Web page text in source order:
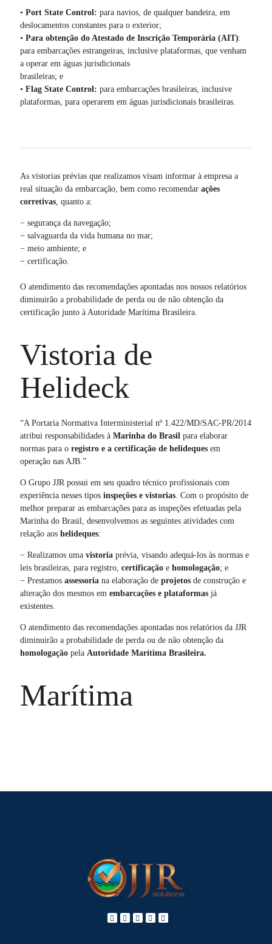
• Port State Control: para navios, de qualquer bandeira, em
deslocamentos constantes para o exterior;
• Para obtenção do Atestado de Inscrição Temporária (AIT):
para embarcações estrangeiras, inclusive plataformas, que venham
a operar em águas jurisdicionais
brasileiras; e
• Flag State Control: para embarcações brasileiras, inclusive
plataformas, para operarem em águas jurisdicionais brasileiras.
As vistorias prévias que realizamos visam informar à empresa a
real situação da embarcação, bem como recomendar ações
corretivas, quanto a:
− segurança da navegação;
− salvaguarda da vida humana no mar;
− meio ambiente; e
− certificação.
O atendimento das recomendações apontadas nos nossos relatórios
diminuirão a probabilidade de perda ou de não obtenção da
certificação junto à Autoridade Marítima Brasileira.
Vistoria de
Helideck
“A Portaria Normativa Interministerial nº 1.422/MD/SAC-PR/2014
atribui responsabilidades à Marinha do Brasil para elaborar
normas para o registro e a certificaçãode helidequesem
operação nas AJB.”
O Grupo JJR possui em seu quadro técnico profissionais com
experiência nesses tipos inspeções e vistorias. Com o propósito de
melhor preparar as embarcações para as inspeções efetuadas pela
Marinha do Brasil, desenvolvemos as seguintes atividades com
relação aos helideques:
− Realizamos uma vistoriaprévia, visando adequá-los às normas e
leis brasileiras, para registro, certificaçãoe homologação; e
− Prestamos assessoriana elaboração deprojetosde construção e
alteração dos mesmos em embarcações e plataformasjá
existentes.
O atendimento das recomendações apontadas nos relatórios da JJR
diminuirão a probabilidade de perda ou de não obtenção da
homologaçãopela Autoridade Marítima Brasileira.
Marítima